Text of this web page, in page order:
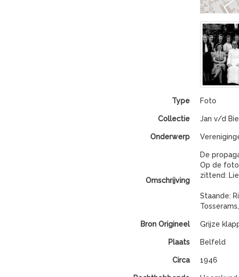
Type Foto
Collectie Jan v/d
Onderwerp
Omschrijving
De
Op de foto
zittend:
Staande:
Bron Origineel Grijze
Plaats Belfeld
Circa 1946